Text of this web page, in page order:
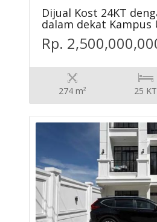
Dijual Kost 24KT
dalam dekat Kampus
Rp.
274 m² 25 KT